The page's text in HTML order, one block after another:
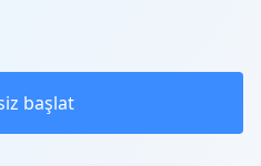
başlat